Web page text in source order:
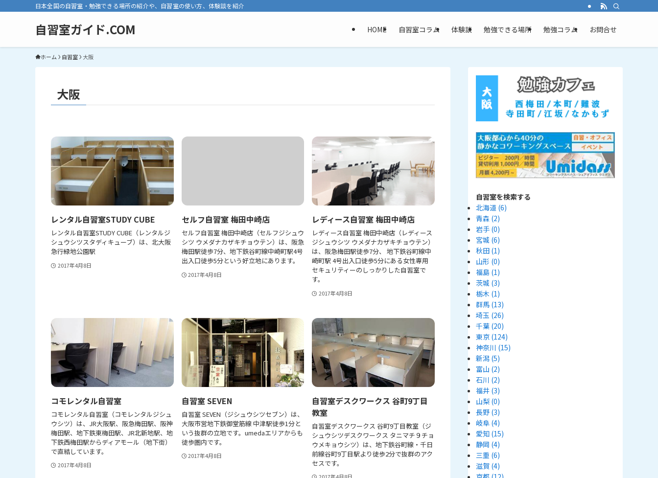
日本全国の自習室・勉強できる場所の紹介や、自習室の使い方、体験談を紹介
自習室ガイド.COM HOME 自習室コラム 体験談 勉強できる場所 勉強コラム お問合せ
ホーム 自習室 大阪
大阪
レンタル自習室STUDY CUBE
レンタル自習室STUDY CUBE（レンタルジ
シュウシツスタディキューブ）は、北大阪
急行緑地公園駅
2017年4月8日
セルフ自習室 梅田中崎店
セルフ自習室 梅田中崎店（セルフジシュウ
シツ ウメダナカザキチョウテン）は、阪急
梅田駅徒歩7分、地下鉄谷町線中崎町駅4号
出入口徒歩5分という好立地にあります。
2017年4月8日
レディース自習室 梅田中崎店
レディース自習室 梅田中崎店（レディース
ジシュウシツ ウメダナカザキチョウテン）
は、阪急梅田駅徒歩7分、 地下鉄谷町線中
崎町駅 4号出入口徒歩5分にある女性専用
セキュリティーのしっかりした自習室で
す。
2017年4月8日
コモレンタル自習室
コモレンタル自習室（コモレンタルジシュ
ウシツ）は、JR大阪駅、阪急梅田駅、阪神
梅田駅、地下鉄東梅田駅、JR北新地駅、地
下鉄西梅田駅からディアモール（地下街）
で直結しています。
2017年4月8日
自習室 SEVEN
自習室 SEVEN（ジシュウシツセブン）は、
大阪市営地下鉄御堂筋線 中津駅徒歩1分と
いう抜群の立地です。umedaエリアからも
徒歩圏内です。
2017年4月8日
自習室デスクワークス 谷町9丁目
教室
自習室デスクワークス 谷町9丁目教室（ジ
シュウシツデスクワークス タニマチ９チョ
ウメキョウシツ）は、地下鉄谷町線・千日
前線谷町9丁目駅より徒歩2分で抜群のアク
セスです。
自習室を検索する
北海道 (6)
青森 (2)
岩手 (0)
宮城 (6)
秋田 (1)
山形 (0)
福島 (1)
茨城 (3)
栃木 (1)
群馬 (13)
埼玉 (26)
千葉 (20)
東京 (124)
神奈川 (15)
新潟 (5)
富山 (2)
石川 (2)
福井 (3)
山梨 (0)
長野 (3)
岐阜 (4)
愛知 (15)
静岡 (4)
三重 (6)
滋賀 (4)